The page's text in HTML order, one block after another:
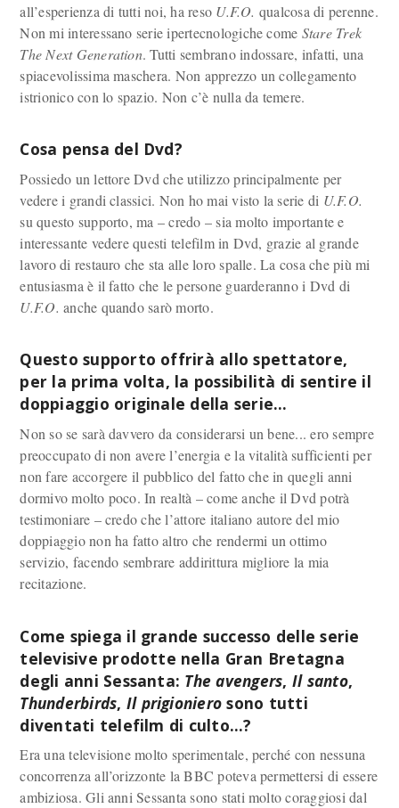
all’esperienza di tutti noi, ha reso U.F.O. qualcosa di perenne.
Non mi interessano serie ipertecnologiche come Stare Trek
The Next Generation. Tutti sembrano indossare, infatti, una
spiacevolissima maschera. Non apprezzo un collegamento
istrionico con lo spazio. Non c’è nulla da temere.
Cosa pensa del Dvd?
Possiedo un lettore Dvd che utilizzo principalmente per
vedere i grandi classici. Non ho mai visto la serie di U.F.O.
su questo supporto, ma – credo – sia molto importante e
interessante vedere questi telefilm in Dvd, grazie al grande
lavoro di restauro che sta alle loro spalle. La cosa che più mi
entusiasma è il fatto che le persone guarderanno i Dvd di
U.F.O. anche quando sarò morto.
Questo supporto offrirà allo spettatore,
per la prima volta, la possibilità di sentire il
doppiaggio originale della serie…
Non so se sarà davvero da considerarsi un bene... ero sempre
preoccupato di non avere l’energia e la vitalità sufficienti per
non fare accorgere il pubblico del fatto che in quegli anni
dormivo molto poco. In realtà – come anche il Dvd potrà
testimoniare – credo che l’attore italiano autore del mio
doppiaggio non ha fatto altro che rendermi un ottimo
servizio, facendo sembrare addirittura migliore la mia
recitazione.
Come spiega il grande successo delle serie
televisive prodotte nella Gran Bretagna
degli anni Sessanta: The avengers, Il santo,
Thunderbirds, Il prigioniero sono tutti
diventati telefilm di culto…?
Era una televisione molto sperimentale, perché con nessuna
concorrenza all’orizzonte la BBC poteva permettersi di essere
ambiziosa. Gli anni Sessanta sono stati molto coraggiosi dal